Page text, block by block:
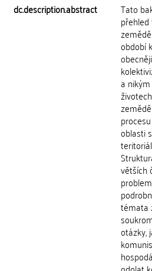
dc.description.abstract
Tato
období
a
oblasti
větších
témata
otázky,